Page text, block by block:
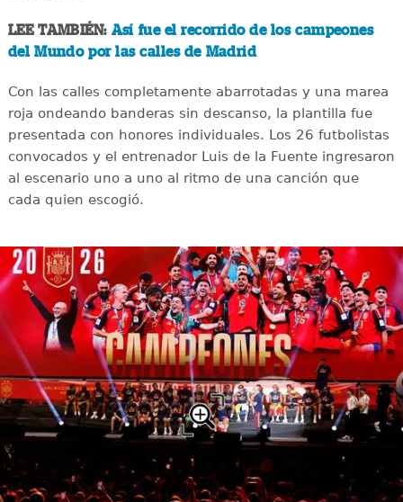
LEE TAMBIÉN: Así fue el recorrido de los campeones
del Mundo por las calles de Madrid
Con las calles completamente abarrotadas y una marea
roja ondeando banderas sin descanso, la plantilla fue
presentada con honores individuales. Los 26 futbolistas
convocados y el entrenador Luis de la Fuente ingresaron
al escenario uno a uno al ritmo de una canción que
cada quien escogió.